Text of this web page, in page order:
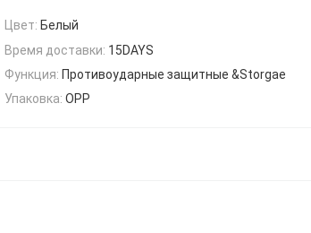
Цвет: Белый
Время доставки: 15DAYS
Функция: Противоударные защитные &Storgae
Упаковка: OPP